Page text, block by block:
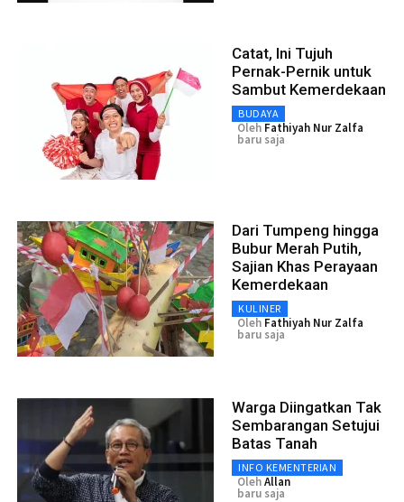
Catat, Ini Tujuh
Pernak-Pernik untuk
Sambut Kemerdekaan
BUDAYA
Oleh Fathiyah Nur Zalfa
baru saja
Dari Tumpeng hingga
Bubur Merah Putih,
Sajian Khas Perayaan
Kemerdekaan
KULINER
Oleh Fathiyah Nur Zalfa
baru saja
Warga Diingatkan Tak
Sembarangan Setujui
Batas Tanah
INFO KEMENTERIAN
OlehAllan
baru saja